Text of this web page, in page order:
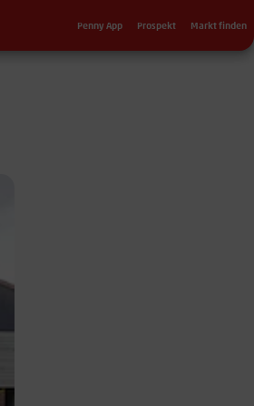
Penny App Prospekt Markt finden